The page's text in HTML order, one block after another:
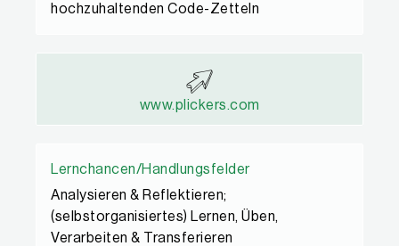
hochzuhaltenden Code-Zetteln
www.plickers.com
Lernchancen/Handlungsfelder
Analysieren & Reflektieren;
(selbstorganisiertes) Lernen, Üben,
Verarbeiten & Transferieren